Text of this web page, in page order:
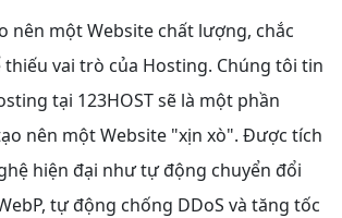
nên một Website chất lượng, chắc
vai trò của Hosting. Chúng tôi tin
tại 123HOST sẽ là một phần
nên một Website "xịn xò". Được tích
hiện đại như tự động chuyển đổi
tự động chống DDoS và tăng tốc